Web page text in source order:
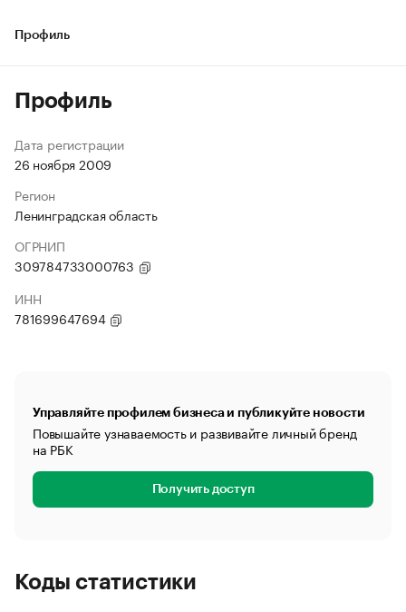
Профиль
Профиль
Дата регистрации
26 ноября 2009
Регион
Ленинградская область
ОГРНИП
309784733000763
ИНН
781699647694
Управляйте профилем бизнеса и публикуйте новости
Повышайте узнаваемость и развивайте личный бренд
на РБК
Получить доступ
Коды статистики